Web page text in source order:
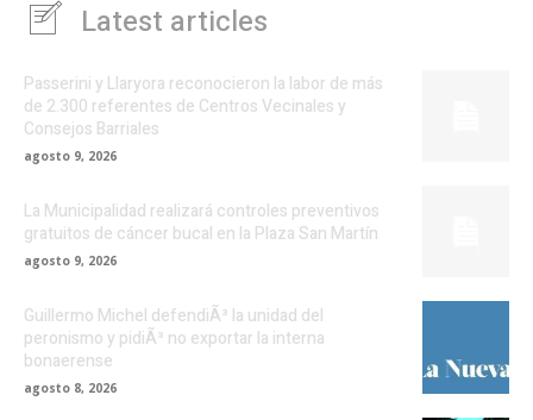
Latest articles
Passerini y Llaryora reconocieron la labor de más
de 2.300 referentes de Centros Vecinales y
Consejos Barriales
agosto 9, 2026
La Municipalidad realizará controles preventivos
gratuitos de cáncer bucal en la Plaza San Martín
agosto 9, 2026
Guillermo Michel defendiÃ³ la unidad del
peronismo y pidiÃ³ no exportar la interna
bonaerense
agosto 8, 2026